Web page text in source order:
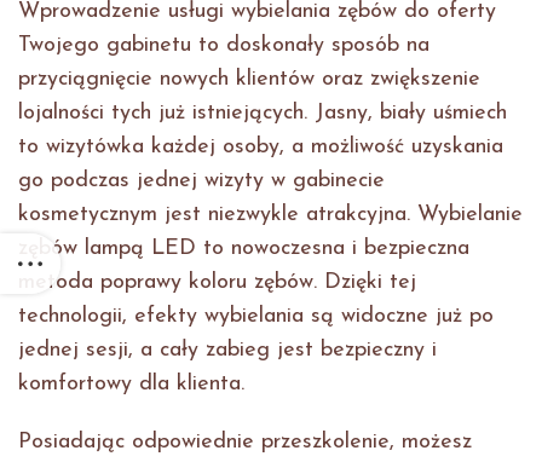
Wprowadzenie usługi wybielania zębów do oferty
Twojego gabinetu to doskonały sposób na
przyciągnięcie nowych klientów oraz zwiększenie
lojalności tych już istniejących. Jasny, biały uśmiech
to wizytówka każdej osoby, a możliwość uzyskania
go podczas jednej wizyty w gabinecie
kosmetycznym jest niezwykle atrakcyjna. Wybielanie
zębów lampą LED to nowoczesna i bezpieczna
metoda poprawy koloru zębów. Dzięki tej
technologii, efekty wybielania są widoczne już po
jednej sesji, a cały zabieg jest bezpieczny i
komfortowy dla klienta.
Posiadając odpowiednie przeszkolenie, możesz